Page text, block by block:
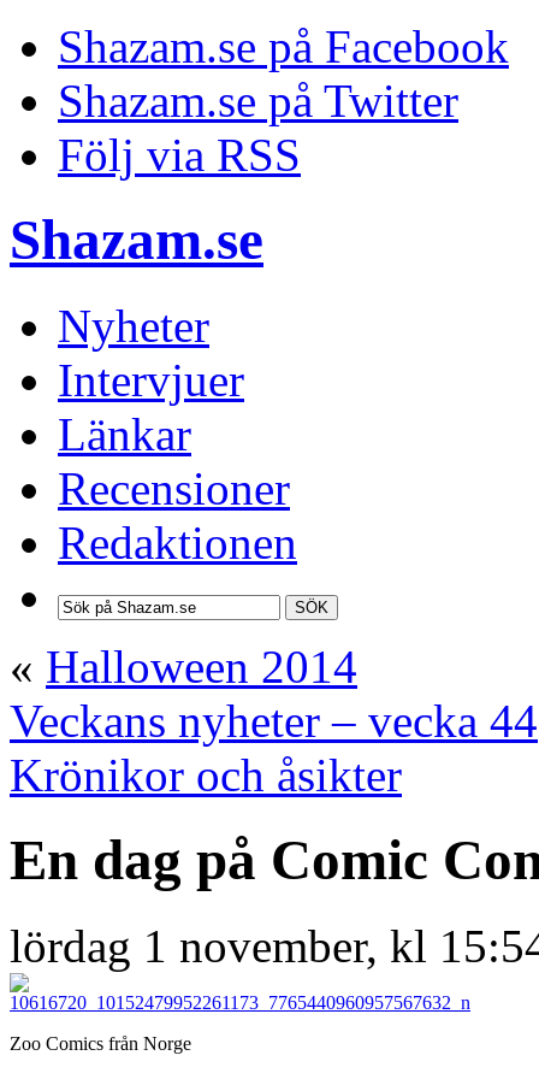
Shazam.se på Facebook
Shazam.se på Twitter
Följ via RSS
Shazam.se
Nyheter
Intervjuer
Länkar
Recensioner
Redaktionen
SÖK
« Halloween 2014
Veckans nyheter – vecka 44
Krönikor och åsikter
En dag på Comic
lördag 1 november, kl
Zoo Comics från Norge